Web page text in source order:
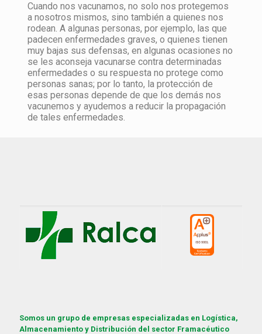
Cuando nos vacunamos, no solo nos protegemos
a nosotros mismos, sino también a quienes nos
rodean. A algunas personas, por ejemplo, las que
padecen enfermedades graves, o quienes tienen
muy bajas sus defensas, en algunas ocasiones no
se les aconseja vacunarse contra determinadas
enfermedades o su respuesta no protege como
personas sanas; por lo tanto, la protección de
esas personas depende de que los demás nos
vacunemos y ayudemos a reducir la propagación
de tales enfermedades.
Somos un grupo de empresas especializadas en Logística,
Almacenamiento y Distribución del sector Framacéutico